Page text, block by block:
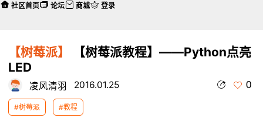
【树莓派】
【树莓派教程】——Python点亮
LED
凌风清羽 2016.01.25 0
#树莓派 #教程
社区首页 论坛 商城 登录